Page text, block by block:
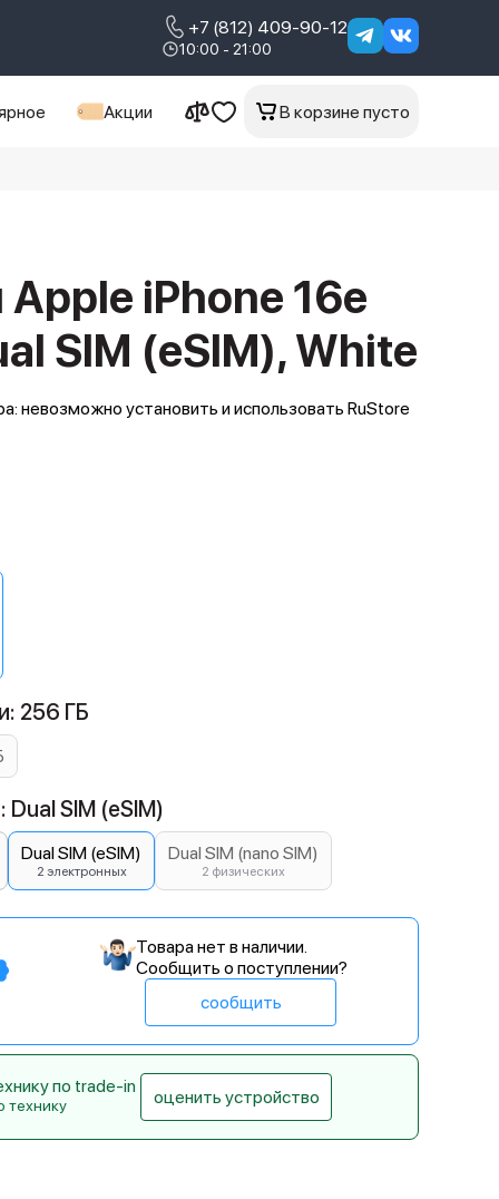
+7 (812) 409-90-12
10:00 - 21:00
Акции В корзине пусто
iPhone 16e
SIM (eSIM), White
невозможно установить и использовать RuStore
256 ГБ
SIM (eSIM)
Dual SIM (eSIM)
2 электронных
Dual SIM (nano SIM)
2 физических
Товара нет в наличии.
Сообщить о поступлении?
сообщить
по trade-in
технику оценить устройство